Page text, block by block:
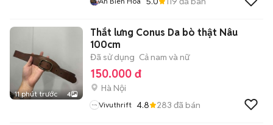
11 phút trước 4
Thắt lưng Conus Da bò thật Nâu
100cm
Đã sử dụng Cả nam và nữ
150.000 đ
Hà Nội
Vivuthrift 4.8 283 đã bán